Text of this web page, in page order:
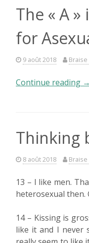
de
The « A »
for
9 août 2018
Continue reading «
→
Thinking
8 août 2018
13 – I like men.
heterosexual then.
14 – Kissing is
like it and I never